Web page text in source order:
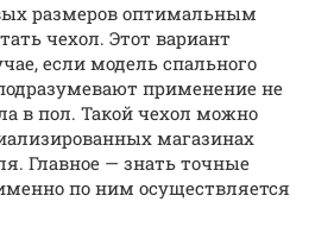
размеров оптимальным
чехол. Этот вариант
если модель спального
применение не
в пол. Такой чехол можно
магазинах
Главное — знать точные
по ним осуществляется